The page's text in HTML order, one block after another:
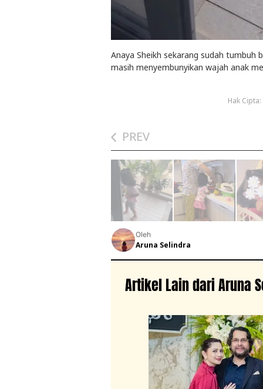
Anaya Sheikh sekarang sudah tumbuh
masih menyembunyikan wajah anak
Hak
PREV
Oleh
Aruna Selindra
Artikel Lain dari Aruna